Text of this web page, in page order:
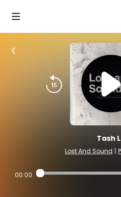
Tash
Lost And Sound |
00:00